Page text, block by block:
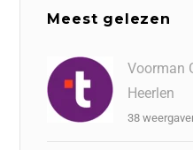
Meest gelezen
Voorman
Heerlen
38